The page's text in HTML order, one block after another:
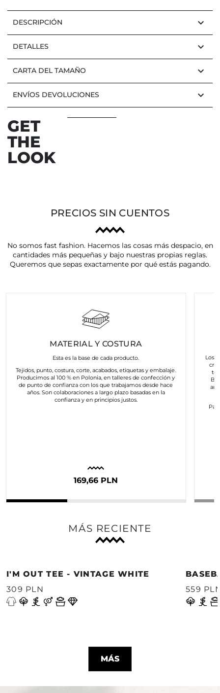
DESCRIPCIÓN keyboard_arrow_down
DETALLES keyboard_arrow_down
CARTA DEL TAMAÑO keyboard_arrow_down
ENVÍOS DEVOLUCIONES keyboard_arrow_down
GET
THE
LOOK
PRECIOS SIN CUENTOS
No somos fast fashion. Hacemos las cosas más despacio, en
cantidades más pequeñas y bajo nuestras propias reglas.
Queremos que sepas exactamente por qué estás pagando.
MATERIAL Y COSTURA
Esta es la base de cada producto.
Tejidos, punto, costura, corte, acabados, etiquetas y embalaje.
Producimos al 100 % en Polonia, en talleres de confección y
de punto de confianza con los que trabajamos desde hace
años. Son colaboraciones a largo plazo basadas en la
confianza y en principios justos.
169,66 PLN
Los
MÁS RECIENTE
I'M OUT TEE - VINTAGE WHITE
309 PLN
559
MÁS